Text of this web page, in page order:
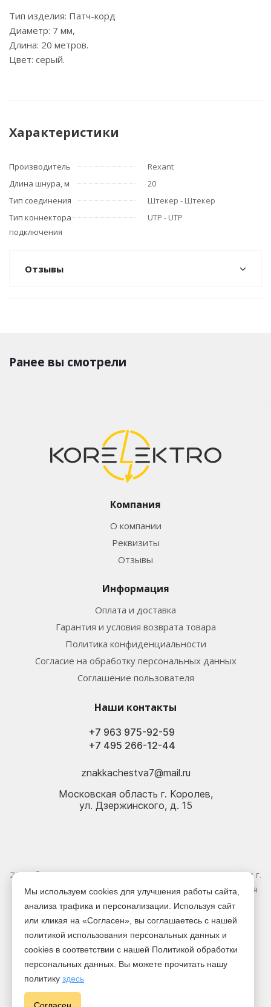
Тип изделия: Патч-корд
Диаметр: 7 мм,
Длина: 20 метров.
Цвет: серый.
Характеристики
Производитель
Rexant
Длина шнура, м
20
Тип соединения
Штекер - Штекер
Тип коннектора
подключения
UTP - UTP
Отзывы
Ранее вы смотрели
Компания
О компании
Реквизиты
Отзывы
Информация
Оплата и доставка
Гарантия и условия возврата товара
Политика конфиденциальности
Согласие на обработку персональных данных
Соглашение пользователя
Наши контакты
+7 495 266-12-44
+7 963 975-92-59
znakkachestva7@mail.ru
Московская область г. Королев,
ул. Дзержинского, д. 15
2026 © Электрика оптом и в розницу - Магазин-склад в г.
Королёв. Информация, указанная на сайте, не является
публичной офертой.
Версия для печати
Мы используем cookies для улучшения работы сайта,
анализа трафика и персонализации. Используя сайт
или кликая на «Согласен», вы соглашаетесь с нашей
политикой использования персональных данных и
cookies в соответствии с нашей Политикой обработки
персональных данных. Вы можете прочитать нашу
политику здесь